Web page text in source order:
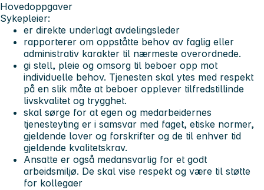
Hovedoppgaver
Sykepleier:
er direkte underlagt avdelingsleder
rapporterer om oppståtte behov av faglig eller
administrativ karakter til nærmeste overordnede.
gi stell, pleie og omsorg til beboer opp mot
individuelle behov. Tjenesten skal ytes med respekt
på en slik måte at beboer opplever tilfredstillinde
livskvalitet og trygghet.
skal sørge for at egen og medarbeidernes
tjenesteyting er i samsvar med faget, etiske normer,
gjeldende lover og forskrifter og de til enhver tid
gjeldende kvalitetskrav.
Ansatte er også medansvarlig for et godt
arbeidsmiljø. De skal vise respekt og være til støtte
for kollegaer